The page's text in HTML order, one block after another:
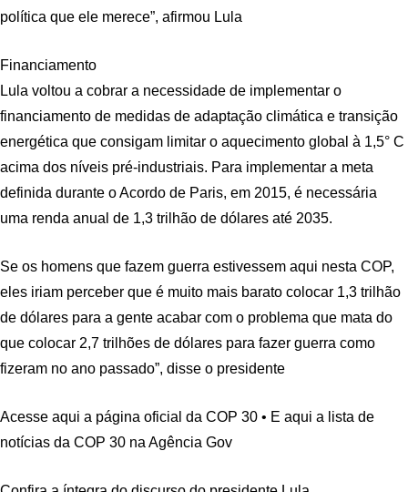
política que ele merece”, afirmou Lula
Financiamento
Lula voltou a cobrar a necessidade de implementar o
financiamento de medidas de adaptação climática e transição
energética que consigam limitar o aquecimento global à 1,5° C
acima dos níveis pré-industriais. Para implementar a meta
definida durante o Acordo de Paris, em 2015, é necessária
uma renda anual de 1,3 trilhão de dólares até 2035.
Se os homens que fazem guerra estivessem aqui nesta COP,
eles iriam perceber que é muito mais barato colocar 1,3 trilhão
de dólares para a gente acabar com o problema que mata do
que colocar 2,7 trilhões de dólares para fazer guerra como
fizeram no ano passado”, disse o presidente
Acesse aqui a página oficial da COP 30 • E aqui a lista de
notícias da COP 30 na Agência Gov